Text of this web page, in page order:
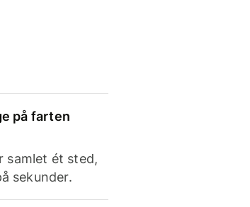
på farten
samlet ét sted,
sekunder.